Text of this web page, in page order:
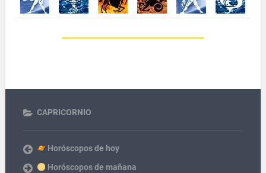
CAPRICORNIO
Horóscopos de hoy
Horóscopos de mañana